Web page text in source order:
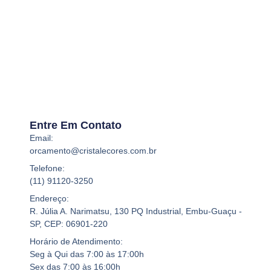
Entre Em Contato
Email:
orcamento@cristalecores.com.br
Telefone:
(11) 91120-3250
Endereço:
R. Júlia A. Narimatsu, 130 PQ Industrial, Embu-Guaçu -
SP, CEP: 06901-220
Horário de Atendimento:
Seg à Qui das 7:00 às 17:00h
Sex das 7:00 às 16:00h